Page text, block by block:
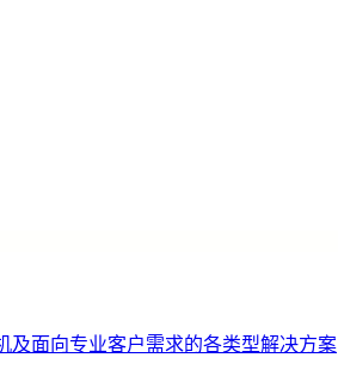
及面向专业客户需求的各类型解决方案